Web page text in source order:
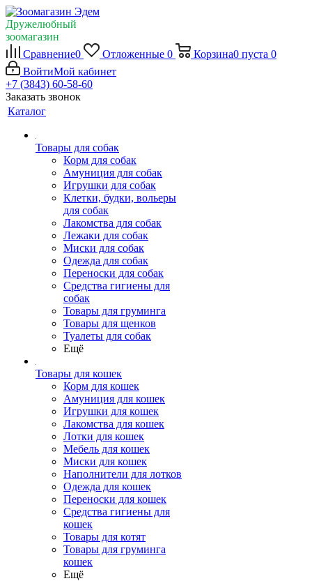
Дружелюбный
зоомагазин
Сравнение0 Отложенные 0 Корзина0 пуста 0
ВойтиМой кабинет
+7 (3843) 60-58-60
Заказать звонок
Каталог
Товары для собак
Корм для собак
Амуниция для собак
Игрушки для собак
Клетки, будки, вольеры
для собак
Лакомства для собак
Лежаки для собак
Миски для собак
Одежда для собак
Переноски для собак
Средства гигиены для
собак
Товары для груминга
Товары для щенков
Туалеты для собак
Ещё
Товары для кошек
Корм для кошек
Амуниция для кошек
Игрушки для кошек
Лакомства для кошек
Лотки для кошек
Мебель для кошек
Миски для кошек
Наполнители для лотков
Одежда для кошек
Переноски для кошек
Средства гигиены для
кошек
Товары для котят
Товары для груминга
кошек
Ещё